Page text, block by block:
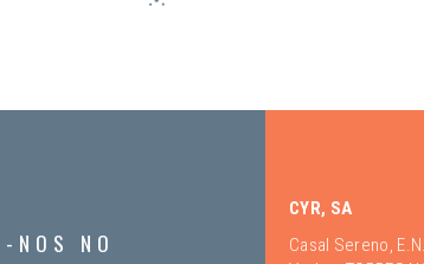
NOS NO
CYR, SA
Casal Sereno,